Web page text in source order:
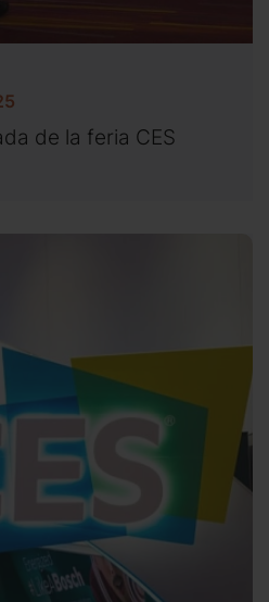
de la feria CES